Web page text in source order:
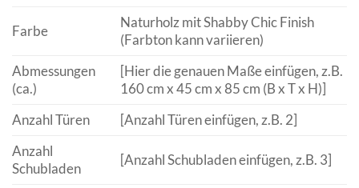
Farbe
Naturholz mit Shabby Chic Finish
(Farbton kann variieren)
Abmessungen
(ca.)
[Hier die genauen Maße einfügen, z.B.
160 cm x 45 cm x 85 cm (B x T x H)]
Anzahl Türen
[Anzahl Türen einfügen, z.B. 2]
Anzahl
Schubladen
[Anzahl Schubladen einfügen, z.B. 3]